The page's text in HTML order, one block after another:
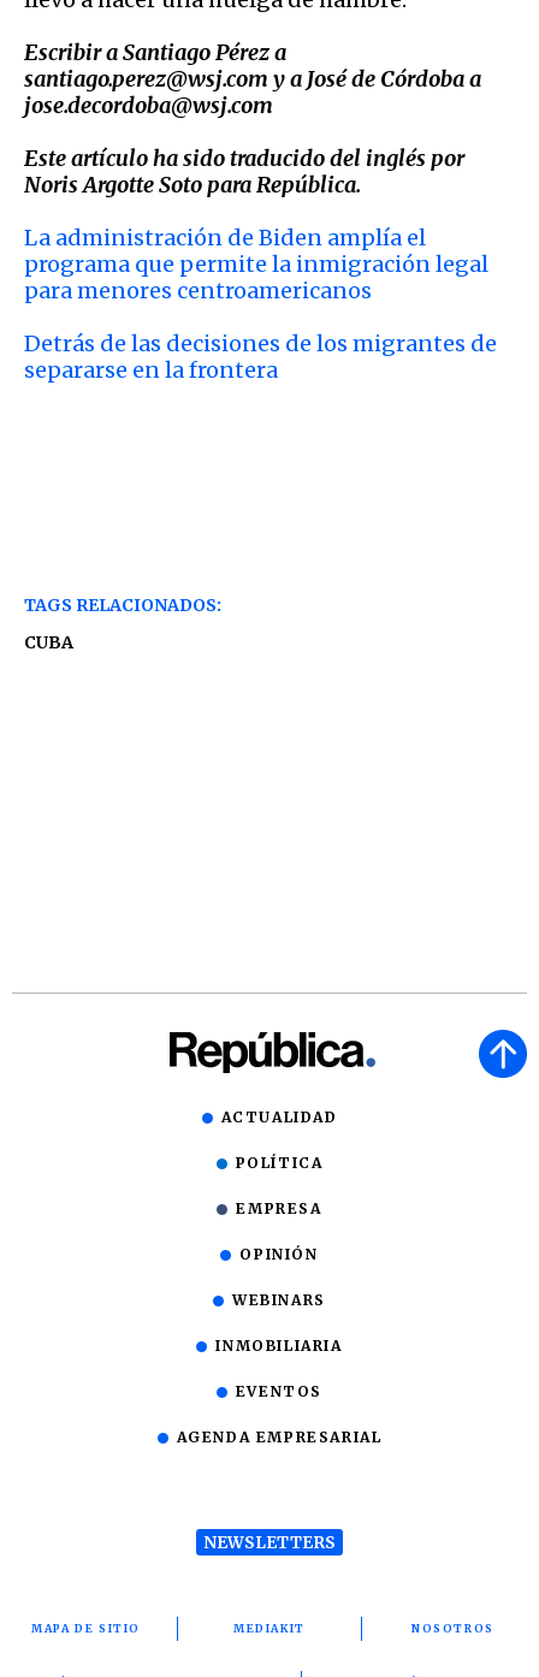
Escribir a Santiago Pérez a
santiago.perez@wsj.com y a José de Córdoba a
jose.decordoba@wsj.com
Este artículo ha sido traducido del inglés por
Noris Argotte Soto para República.
La administración de Biden amplía el
programa que permite la inmigración legal
para menores centroamericanos
Detrás de las decisiones de los migrantes de
separarse en la frontera
TAGS RELACIONADOS:
CUBA
ACTUALIDAD
POLÍTICA
EMPRESA
OPINIÓN
WEBINARS
INMOBILIARIA
EVENTOS
AGENDA EMPRESARIAL
NEWSLETTERS
MAPA DE SITIO MEDIAKIT NOSOTROS